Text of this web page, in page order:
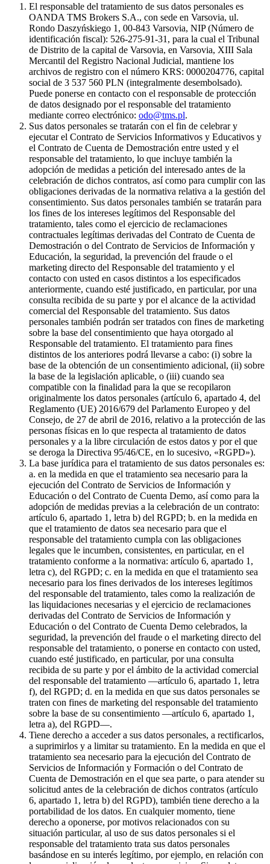
El responsable del tratamiento de sus datos personales es
OANDA TMS Brokers S.A., con sede en Varsovia, ul.
Rondo Daszyńskiego 1, 00-843 Varsovia, NIP (Número de
identificación fiscal): 526-275-91-31, para la cual el Tribunal
de Distrito de la capital de Varsovia, en Varsovia, XIII Sala
Mercantil del Registro Nacional Judicial, mantiene los
archivos de registro con el número KRS: 0000204776, capital
social de 3 537 560 PLN (integralmente desembolsado).
Puede ponerse en contacto con el responsable de protección
de datos designado por el responsable del tratamiento
mediante correo electrónico: odo@tms.pl.
Sus datos personales se tratarán con el fin de celebrar y
ejecutar el Contrato de Servicios Informativos y Educativos y
el Contrato de Cuenta de Demostración entre usted y el
responsable del tratamiento, lo que incluye también la
adopción de medidas a petición del interesado antes de la
celebración de dichos contratos, así como para cumplir con las
obligaciones derivadas de la normativa relativa a la gestión del
consentimiento. Sus datos personales también se tratarán para
los fines de los intereses legítimos del Responsable del
tratamiento, tales como el ejercicio de reclamaciones
contractuales legítimas derivadas del Contrato de Cuenta de
Demostración o del Contrato de Servicios de Información y
Educación, la seguridad, la prevención del fraude o el
marketing directo del Responsable del tratamiento y el
contacto con usted en casos distintos a los especificados
anteriormente, cuando esté justificado, en particular, por una
consulta recibida de su parte y por el alcance de la actividad
comercial del Responsable del tratamiento. Sus datos
personales también podrán ser tratados con fines de marketing
sobre la base del consentimiento que haya otorgado al
Responsable del tratamiento. El tratamiento para fines
distintos de los anteriores podrá llevarse a cabo: (i) sobre la
base de la obtención de un consentimiento adicional, (ii) sobre
la base de la legislación aplicable, o (iii) cuando sea
compatible con la finalidad para la que se recopilaron
originalmente los datos personales (artículo 6, apartado 4, del
Reglamento (UE) 2016/679 del Parlamento Europeo y del
Consejo, de 27 de abril de 2016, relativo a la protección de las
personas físicas en lo que respecta al tratamiento de datos
personales y a la libre circulación de estos datos y por el que
se deroga la Directiva 95/46/CE, en lo sucesivo, «RGPD»).
La base jurídica para el tratamiento de sus datos personales es:
a. en la medida en que el tratamiento sea necesario para la
ejecución del Contrato de Servicios de Información y
Educación o del Contrato de Cuenta Demo, así como para la
adopción de medidas previas a la celebración de un contrato:
artículo 6, apartado 1, letra b) del RGPD; b. en la medida en
que el tratamiento de datos sea necesario para que el
responsable del tratamiento cumpla con las obligaciones
legales que le incumben, consistentes, en particular, en el
tratamiento conforme a la normativa: artículo 6, apartado 1,
letra c), del RGPD; c. en la medida en que el tratamiento sea
necesario para los fines derivados de los intereses legítimos
del responsable del tratamiento, tales como la realización de
las liquidaciones necesarias y el ejercicio de reclamaciones
derivadas del Contrato de Servicios de Información y
Educación o del Contrato de Cuenta Demo celebrados, la
seguridad, la prevención del fraude o el marketing directo del
responsable del tratamiento, o ponerse en contacto con usted,
cuando esté justificado, en particular, por una consulta
recibida de su parte y por el ámbito de la actividad comercial
del responsable del tratamiento —artículo 6, apartado 1, letra
f), del RGPD; d. en la medida en que sus datos personales se
traten con fines de marketing del responsable del tratamiento
sobre la base de su consentimiento —artículo 6, apartado 1,
letra a), del RGPD—.
Tiene derecho a acceder a sus datos personales, a rectificarlos,
a suprimirlos y a limitar su tratamiento. En la medida en que el
tratamiento sea necesario para la ejecución del Contrato de
Servicios de Información y Formación o del Contrato de
Cuenta de Demostración en el que sea parte, o para atender su
solicitud antes de la celebración de dichos contratos (artículo
6, apartado 1, letra b) del RGPD), también tiene derecho a la
portabilidad de los datos. En cualquier momento, tiene
derecho a oponerse, por motivos relacionados con su
situación particular, al uso de sus datos personales si el
responsable del tratamiento trata sus datos personales
basándose en su interés legítimo, por ejemplo, en relación con